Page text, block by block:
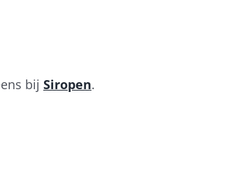
bij Siropen.